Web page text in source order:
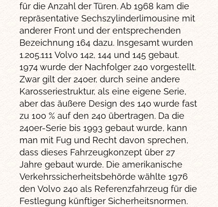
für die Anzahl der Türen. Ab 1968 kam die
repräsentative Sechszylinderlimousine mit
anderer Front und der entsprechenden
Bezeichnung 164 dazu. Insgesamt wurden
1.205.111 Volvo 142, 144 und 145 gebaut.
1974 wurde der Nachfolger 240 vorgestellt.
Zwar gilt der 240er, durch seine andere
Karosseriestruktur, als eine eigene Serie,
aber das äußere Design des 140 wurde fast
zu 100 % auf den 240 übertragen. Da die
240er-Serie bis 1993 gebaut wurde, kann
man mit Fug und Recht davon sprechen,
dass dieses Fahrzeugkonzept über 27
Jahre gebaut wurde. Die amerikanische
Verkehrssicherheitsbehörde wählte 1976
den Volvo 240 als Referenzfahrzeug für die
Festlegung künftiger Sicherheitsnormen.